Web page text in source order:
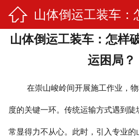
 山体倒运工装车：
破解复杂地形转
山体倒运工装车：怎样
运困局？
在崇山峻岭间开展施工作业，
度的关键一环。传统运输方式遇到陡
常显得力不从心。此时，引入专业的